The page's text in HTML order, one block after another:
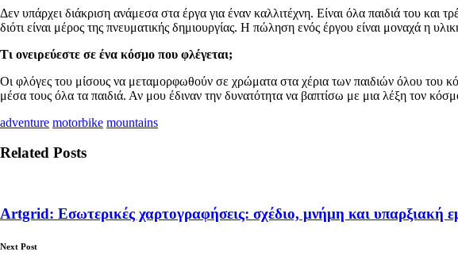
Δεν υπάρχει διάκριση ανάμεσα στα έργα για έναν καλλιτέχνη. Είναι όλα παιδιά του και
διότι είναι μέρος της πνευματικής δημιουργίας. Η πώληση ενός έργου είναι μοναχά η
Τι ονειρεύεστε σε ένα κόσμο που φλέγεται;
Οι φλόγες του μίσους να μεταμορφωθούν σε χρώματα στα χέρια των παιδιών όλου του
μέσα τους όλα τα παιδιά. Αν μου έδιναν την δυνατότητα να βαπτίσω με μια λέξη τον
adventure motorbike mountains
Related Posts
Artgrid: Εσωτερικές χαρτογραφήσεις: σχέδιο, μνήμη και υπαρξιακή
Next Post